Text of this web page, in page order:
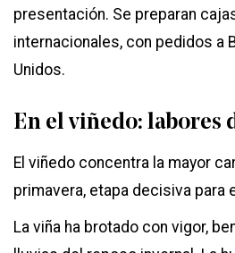
presentación. Se preparan
internacionales, con pedidos a
Unidos.
En el viñedo: labores
El viñedo concentra la mayor
primavera, etapa decisiva para
La viña ha brotado con vigor,